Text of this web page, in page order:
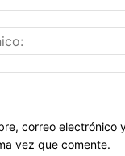
correo electrónico
vez que comente.